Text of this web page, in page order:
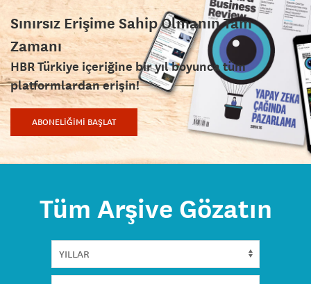
Sınırsız Erişime Sahip Olmanın Tam
Zamanı
HBR Türkiye içeriğine bir yıl boyunca tüm
platformlardan erişin!
ABONELİĞİMİ BAŞLAT
Tüm Arşive Gözatın